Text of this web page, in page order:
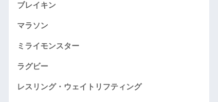
ブレイキン
マラソン
ミライモンスター
ラグビー
レスリング・ウェイトリフティング